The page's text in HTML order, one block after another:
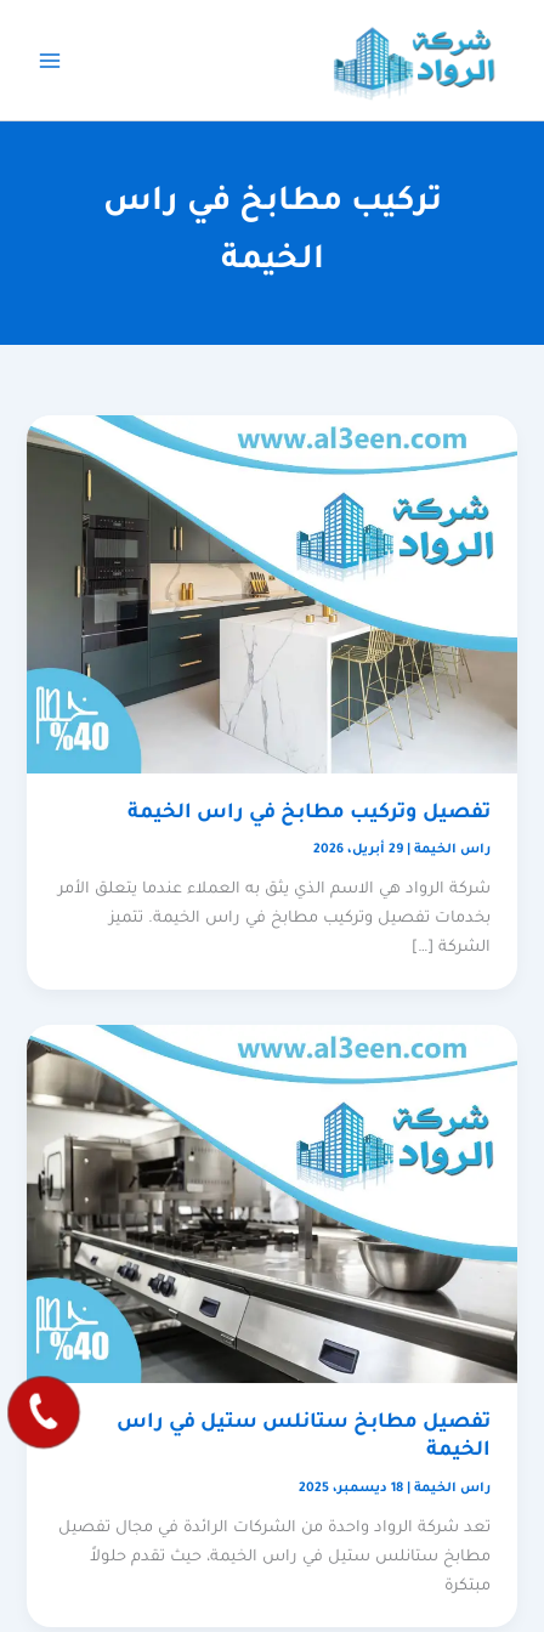
المحتوى
تركيب مطابخ في راس
الخيمة
تفصيل وتركيب مطابخ في راس الخيمة
راس الخيمة |29 أبريل، 2026
شركة الرواد هي الاسم الذي يثق به العملاء عندما يتعلق الأمر
بخدمات تفصيل وتركيب مطابخ في راس الخيمة. تتميز
الشركة […]
تفصيل مطابخ ستانلس ستيل في راس
الخيمة
راس الخيمة |18 ديسمبر، 2025
تعد شركة الرواد واحدة من الشركات الرائدة في مجال تفصيل
مطابخ ستانلس ستيل في راس الخيمة، حيث تقدم حلولاً
مبتكرة